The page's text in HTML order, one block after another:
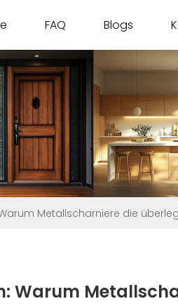
FAQ Blogs
Metallscharniere die
Warum